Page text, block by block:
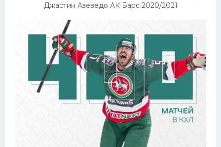
Джастин Азеведо АК Барс 2020/2021